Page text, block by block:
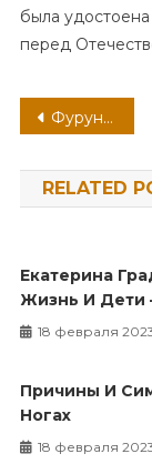
была
перед
по
Фурункул: симптоматика проявления
RELATED
Екатерина
Жизнь И Дети
18 февраля
Причины И
Ногах
18 февраля